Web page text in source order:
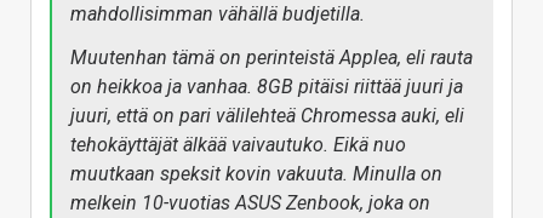
mahdollisimman vähällä budjetilla.
Muutenhan tämä on perinteistä Applea, eli rauta
on heikkoa ja vanhaa. 8GB pitäisi riittää juuri ja
juuri, että on pari välilehteä Chromessa auki, eli
tehokäyttäjät älkää vaivautuko. Eikä nuo
muutkaan speksit kovin vakuuta. Minulla on
melkein 10-vuotias ASUS Zenbook, joka on